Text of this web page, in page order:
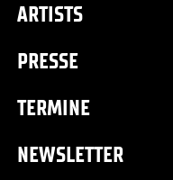
ARTISTS
PRESSE
TERMINE
NEWSLETTER